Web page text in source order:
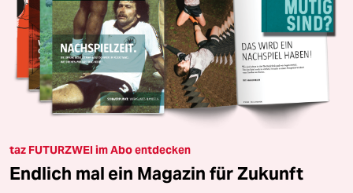
taz FUTURZWEI im Abo entdecken
Endlich mal ein Magazin für Zukunft